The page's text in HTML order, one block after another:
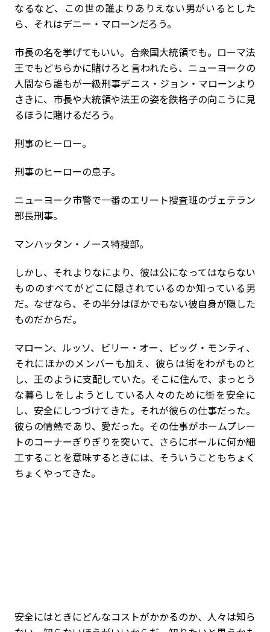
なるなど、この世の誰よりありえない男がいるとした
ら、それはデニー・マローンだろう。
市長の名を挙げてもいい。合衆国大統領でも。ローマ法
王でも――どちらかに賭けろと言われたら、ニューヨークの
人間なら誰もが一級刑事デニス・ジョン・マローンより
さきに、市長や大統領や法王の姿を鉄格子の向こうに見
るほうに賭けるだろう。
刑事のヒーロー。
刑事のヒーローの息子。
ニューヨーク市警で一番のエリート捜査班のヴェテラン
部長刑事。
マンハッタン・ノース特捜部。
しかし、それよりなにより、彼は公になってはならない
もののすべてがどこに隠されているのか知っている男
だ。なぜなら、その半分はほかでもない彼自身が隠した
ものだからだ。
マローン、ルッソ、ビリー・オー、ビッグ・モンティ、
それにほかのメンバーも加え、彼らは街をわがものと
し、王のように支配していた。そこに住んで、まっとう
な暮らしをしようとしている人々のために街を安全に
し、安全にしつづけてきた。それが彼らの仕事だった。
彼らの情熱であり、愛だった。その仕事がホームプレー
トのコーナーぎりぎりを突いて、さらにボールに何か細
工することを意味するときには、そういうこともちょく
ちょくやってきた。
安全にはときにどんなコストがかかるのか、人々は知ら